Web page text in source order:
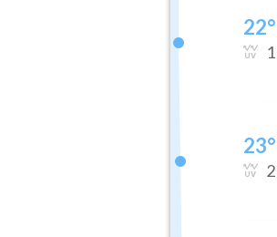
22°
1
23°
2